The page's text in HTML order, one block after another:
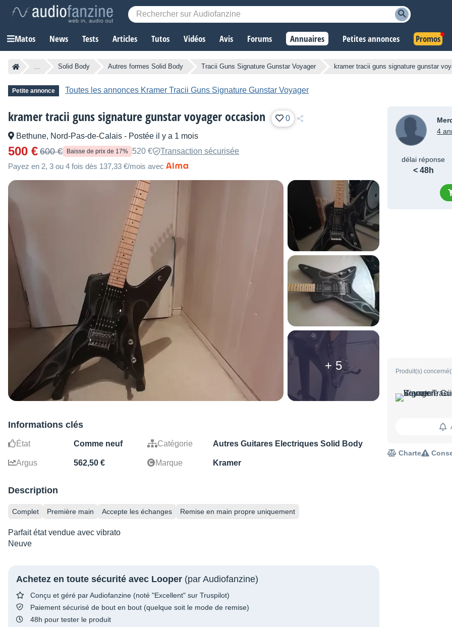
Matos News Tests Articles Tutos Vidéos Avis Forums Annuaires Petites annonces Promos
... Solid Body Autres formes Solid Body Tracii Guns Signature Gunstar Voyager kramer tracii guns signature gunstar
Petite annonce Toutes les annonces Kramer Tracii Guns Signature Gunstar Voyager
kramer tracii guns signature gunstar voyager occasion 0
Bethune, Nord-Pas-de-Calais - Postée il y a 1 mois
500 € 600 € Baisse de prix de 17% 520 €
Transaction sécurisée
Payez en 2, 3 ou 4 fois dès 137,33 €/mois avec
+ 5
Informations clés
État Comme neuf Catégorie Autres Guitares Electriques Solid Body
Argus 562,50 € Marque Kramer
Description
Complet Première main Accepte les échanges Remise en main propre uniquement
Parfait état vendue avec vibrato
Neuve
Achetez en toute sécurité avec Looper (par Audiofanzine)
Conçu et géré par Audiofanzine (noté "Excellent" sur Truspilot)
Paiement sécurisé de bout en bout (quelque soit le mode de remise)
48h pour tester le produit
4
délai réponse
< 48h
Produit(s)
Charte